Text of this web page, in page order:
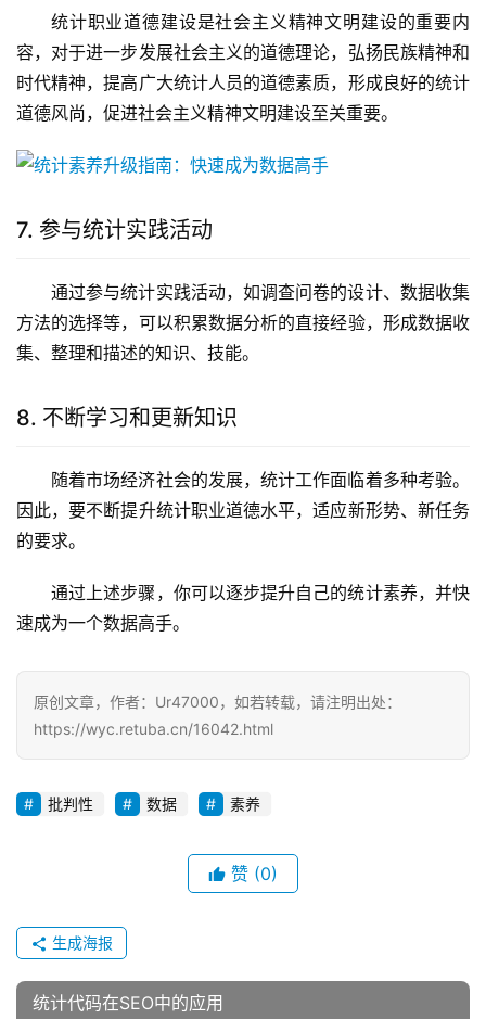
统计职业道德建设是社会主义精神文明建设的重要内
容，对于进一步发展社会主义的道德理论，弘扬民族精神和
时代精神，提高广大统计人员的道德素质，形成良好的统计
道德风尚，促进社会主义精神文明建设至关重要。
7. 参与统计实践活动
通过参与统计实践活动，如调查问卷的设计、数据收集
方法的选择等，可以积累数据分析的直接经验，形成数据收
集、整理和描述的知识、技能。
8. 不断学习和更新知识
随着市场经济社会的发展，统计工作面临着多种考验。
因此，要不断提升统计职业道德水平，适应新形势、新任务
的要求。
通过上述步骤，你可以逐步提升自己的统计素养，并快
速成为一个数据高手。
原创文章，作者：Ur47000，如若转载，请注明出处：
https://wyc.retuba.cn/16042.html
批判性 数据 素养
赞 (0)
生成海报
统计代码在SEO中的应用